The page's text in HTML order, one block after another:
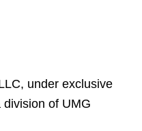
under exclusive
division of UMG